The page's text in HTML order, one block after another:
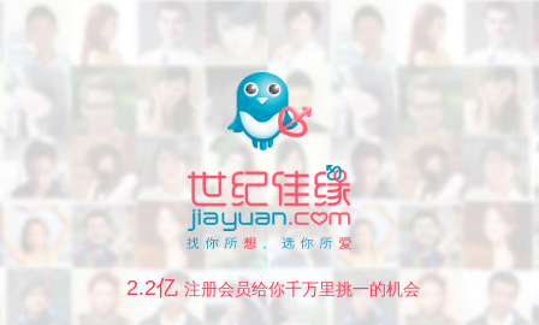
2.2亿 注册会员给你千万里挑一的机会